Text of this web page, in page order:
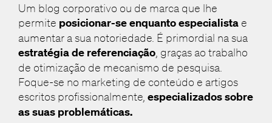
Um blog corporativo ou de marca que lhe
permite posicionar-se enquanto especialista e
aumentar a sua notoriedade. É primordial na sua
estratégia de referenciação, graças ao trabalho
de otimização de mecanismo de pesquisa.
Foque-se no marketing de conteúdo e artigos
escritos profissionalmente, especializados sobre
as suas problemáticas.